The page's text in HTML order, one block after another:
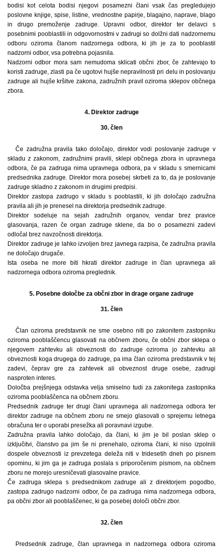
bodisi kot celota bodisi njegovi posamezni člani vsak čas pregledujejo
poslovne knjige, spise, listine, vrednostne papirje, blagajno, naprave, blago
in drugo premoženje zadruge. Upravni odbor, direktor ter delavci s
posebnimi pooblastili in odgovornostmi v zadrugi so dolžni dati nadzornemu
odboru oziroma članom nadzornega odbora, ki jih je za to pooblastil
nadzorni odbor, vsa potrebna pojasnila.
Nadzorni odbor mora sam nemudoma sklicati občni zbor, če zahtevajo to
koristi zadruge, zlasti pa če ugotovi hujše nepravilnosti pri delu in poslovanju
zadruge ali hujše kršitve zakona, zadružnih pravil oziroma sklepov občnega
zbora.
4. Direktor zadruge
30. člen
Če zadružna pravila tako določajo, direktor vodi poslovanje zadruge v
skladu z zakonom, zadružnimi pravili, sklepi občnega zbora in upravnega
odbora, če pa zadruga nima upravnega odbora, pa v skladu s smernicami
predsednika zadruge. Direktor mora posebej skrbeti za to, da je poslovanje
zadruge skladno z zakonom in drugimi predpisi.
Direktor zastopa zadrugo v skladu s pooblastili, ki jih določajo zadružna
pravila ali jih je prenesel na direktorja predsednik zadruge.
Direktor sodeluje na sejah zadružnih organov, vendar brez pravice
glasovanja, razen če organ zadruge sklene, da bo o posamezni zadevi
odločal brez navzočnosti direktorja.
Direktor zadruge je lahko izvoljen brez javnega razpisa, če zadružna pravila
ne določajo drugače.
Ista oseba ne more biti hkrati direktor zadruge in član upravnega ali
nadzornega odbora oziroma preglednik.
5. Posebne določbe za občni zbor in drage organe zadruge
31. člen
Član oziroma predstavnik ne sme osebno niti po zakonitem zastopniku
oziroma pooblaščencu glasovati na občnem zboru, če občni zbor sklepa o
njegovem zahtevku ali obveznosti do zadruge oziroma jo zahtevku ali
obveznosti koga drugega do zadruge, pa ima član oziroma predstavnik v tej
zadevi, čeprav gre za zahtevek ali obveznost druge osebe, zadrugi
nasproten interes.
Določba prejšnjega odstavka velja smiselno tudi za zakonitega zastopnika
oziroma pooblaščenca na občnem zboru.
Predsednik zadruge ter drugi člani upravnega ali nadzornega odbora ter
direktor zadruge na občnem zboru ne smejo glasovati o sprejemu letnega
obračuna ter o uporabi presežka ali poravnavi izgube.
Zadružna pravila lahko določajo, da člani, ki jim je bil poslan sklep o
izključitvi, članstvo pa jim še ni prenehalo, oziroma člani, ki niso izpolnili
dospele obveznosti iz prevzetega deleža niti v tridesetih dneh po pisnem
opominu, ki jim ga je zadruga poslala s priporočenim pismom, na občnem
zboru ne morejo uresničevati glasovalne pravice.
Če zadruga sklepa s predsednikom zadruge ali z direktorjem pogodbo,
zastopa zadrugo nadzorni odbor, če pa zadruga nima nadzornega odbora,
pa občni zbor ali pooblaščenec, ki ga posebej določi občni zbor.
32. člen
Predsednik zadruge, član upravnega in nadzornega odbora oziroma